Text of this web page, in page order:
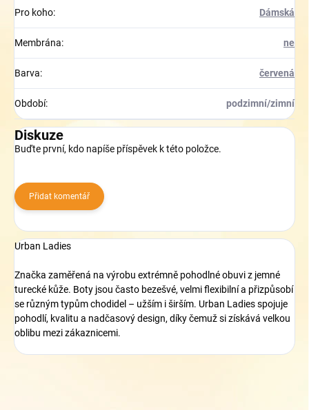
Pro koho: Dámská
Membrána: ne
Barva: červená
Období: podzimní/zimní
Diskuze
Buďte první, kdo napíše příspěvek k této položce.
Přidat komentář
Urban Ladies
Značka zaměřená na výrobu extrémně pohodlné obuvi z jemné
turecké kůže. Boty jsou často bezešvé, velmi flexibilní a přizpůsobí
se různým typům chodidel – užším i širším. Urban Ladies spojuje
pohodlí, kvalitu a nadčasový design, díky čemuž si získává velkou
oblibu mezi zákaznicemi.